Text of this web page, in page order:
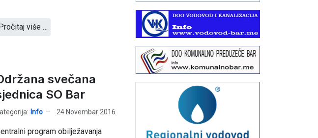
više …
svečana
SO Bar
Info 24 Novembar 2016
program obilježavanja